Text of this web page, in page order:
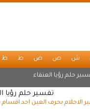
ش ص ض ط ظ
حلم رؤيا العنقاء
تفسير حلم رؤيا
بحرف العين احد